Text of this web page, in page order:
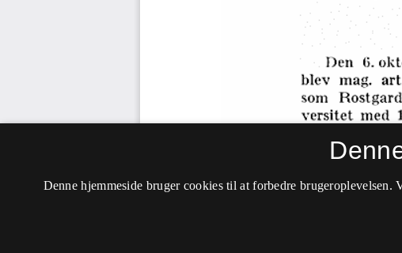
Denne hjemmeside bruger cookies til at forbedre